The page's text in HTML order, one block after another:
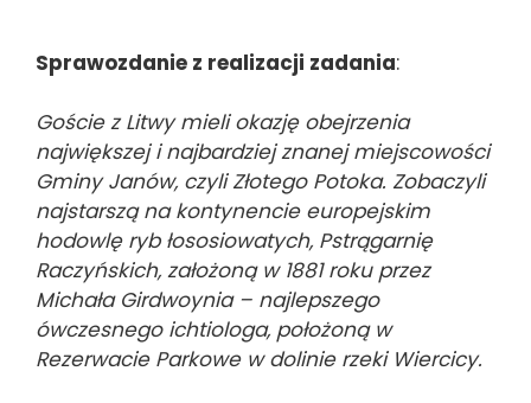
Sprawozdanie z realizacji zadania:
Goście z Litwy mieli okazję obejrzenia
największej i najbardziej znanej miejscowości
Gminy Janów, czyli Złotego Potoka. Zobaczyli
najstarszą na kontynencie europejskim
hodowlę ryb łososiowatych, Pstrągarnię
Raczyńskich, założoną w 1881 roku przez
Michała Girdwoynia – najlepszego
ówczesnego ichtiologa, położoną w
Rezerwacie Parkowe w dolinie rzeki Wiercicy.